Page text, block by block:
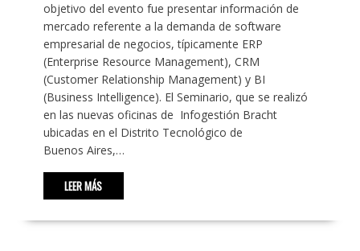
objetivo del evento fue presentar información de
mercado referente a la demanda de software
empresarial de negocios, típicamente ERP
(Enterprise Resource Management), CRM
(Customer Relationship Management) y BI
(Business Intelligence). El Seminario, que se realizó
en las nuevas oficinas de Infogestión Bracht
ubicadas en el Distrito Tecnológico de
Buenos Aires,…
LEER MÁS